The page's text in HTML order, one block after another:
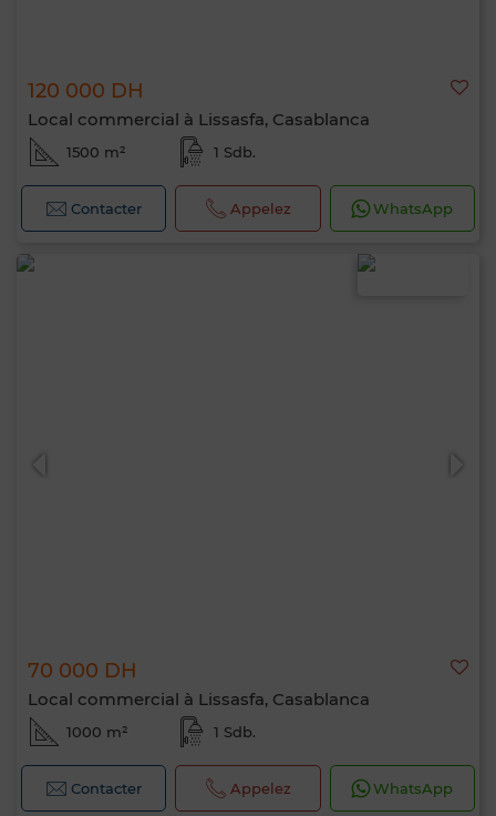
120 000 DH
Local commercial à Lissasfa, Casablanca
1500 m² 1 Sdb.
Contacter Appelez WhatsApp
70 000 DH
Local commercial à Lissasfa, Casablanca
1000 m² 1 Sdb.
Contacter Appelez WhatsApp